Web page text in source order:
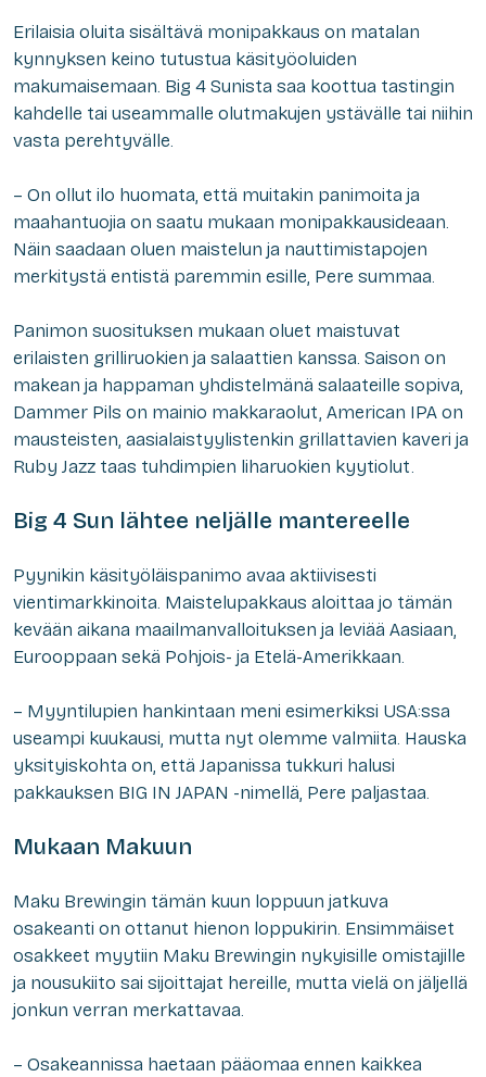
Erilaisia oluita sisältävä monipakkaus on matalan
kynnyksen keino tutustua käsityöoluiden
makumaisemaan. Big 4 Sunista saa koottua tastingin
kahdelle tai useammalle olutmakujen ystävälle tai niihin
vasta perehtyvälle.
– On ollut ilo huomata, että muitakin panimoita ja
maahantuojia on saatu mukaan monipakkausideaan.
Näin saadaan oluen maistelun ja nauttimistapojen
merkitystä entistä paremmin esille, Pere summaa.
Panimon suosituksen mukaan oluet maistuvat
erilaisten grilliruokien ja salaattien kanssa. Saison on
makean ja happaman yhdistelmänä salaateille sopiva,
Dammer Pils on mainio makkaraolut, American IPA on
mausteisten, aasialaistyylistenkin grillattavien kaveri ja
Ruby Jazz taas tuhdimpien liharuokien kyytiolut.
Big 4 Sun lähtee neljälle mantereelle
Pyynikin käsityöläispanimo avaa aktiivisesti
vientimarkkinoita. Maistelupakkaus aloittaa jo tämän
kevään aikana maailmanvalloituksen ja leviää Aasiaan,
Eurooppaan sekä Pohjois- ja Etelä-Amerikkaan.
– Myyntilupien hankintaan meni esimerkiksi USA:ssa
useampi kuukausi, mutta nyt olemme valmiita. Hauska
yksityiskohta on, että Japanissa tukkuri halusi
pakkauksen BIG IN JAPAN -nimellä, Pere paljastaa.
Mukaan Makuun
Maku Brewingin tämän kuun loppuun jatkuva
osakeanti on ottanut hienon loppukirin. Ensimmäiset
osakkeet myytiin Maku Brewingin nykyisille omistajille
ja nousukiito sai sijoittajat hereille, mutta vielä on jäljellä
jonkun verran merkattavaa.
– Osakeannissa haetaan pääomaa ennen kaikkea